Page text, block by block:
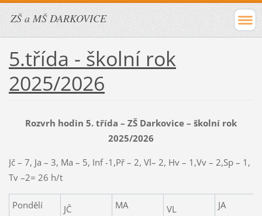
ZŠ a MŠ DARKOVICE
5.třída - školní rok
2025/2026
Rozvrh hodin 5. třída – ZŠ Darkovice – školní rok
2025/2026
Jč – 7, Ja – 3, Ma – 5, Inf -1,Př – 2, Vl– 2, Hv – 1,Vv – 2,Sp – 1,
Tv –2= 26 h/t
Pondělí JČ MA VL JA